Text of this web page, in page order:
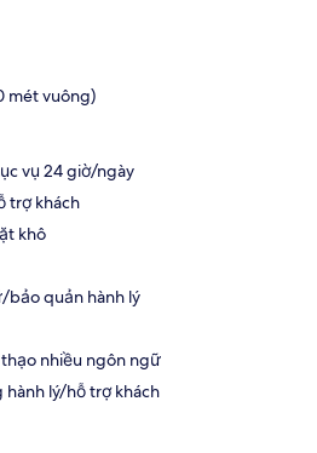
mét vuông)
vụ 24 giờ/ngày
trợ khách
khô
bảo quản hành lý
nhiều ngôn ngữ
hành lý/hỗ trợ khách